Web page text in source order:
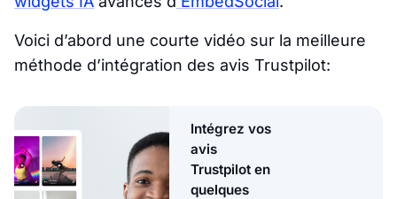
Voici d’abord une courte vidéo sur la meilleure
méthode d’intégration des avis Trustpilot:
Intégrez vos
avis
Trustpilot en
quelques